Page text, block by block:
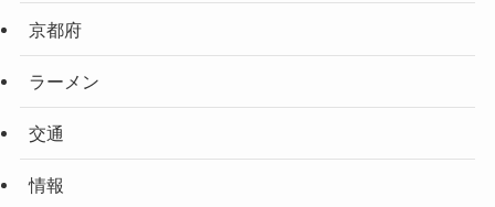
京都府
ラーメン
交通
情報